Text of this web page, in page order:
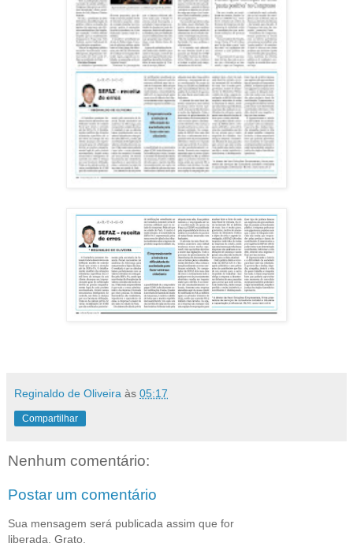
Reginaldo de Oliveira às 05:17
Compartilhar
Nenhum comentário:
Postar um comentário
Sua mensagem será publicada assim que for
liberada. Grato.